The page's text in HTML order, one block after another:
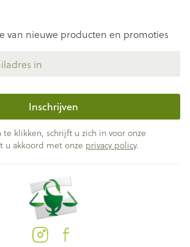
van nieuwe producten en promoties
Inschrijven
klikken, schrijft u zich in voor onze
u akkoord met onze privacy policy.